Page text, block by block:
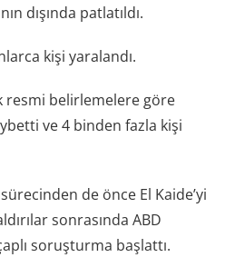
dışında patlatıldı.
kişi yaralandı.
resmi belirlemelere göre
ve 4 binden fazla kişi
de önce El Kaide’yi
sonrasında ABD
soruşturma başlattı.